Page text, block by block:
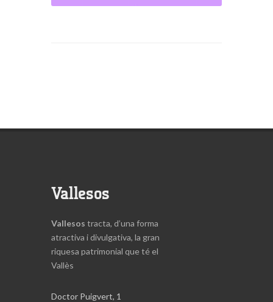
Vallesos
Vallesos tracta, d’una forma
atractiva i divulgativa, la gran
riquesa patrimonial que té el
Vallès
Doctor Puigvert, 1